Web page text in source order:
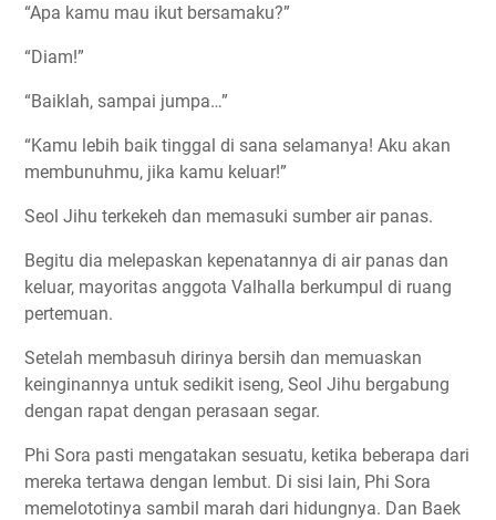
“Apa kamu mau ikut bersamaku?”
“Diam!”
“Baiklah, sampai jumpa…”
“Kamu lebih baik tinggal di sana selamanya! Aku akan
membunuhmu, jika kamu keluar!”
Seol Jihu terkekeh dan memasuki sumber air panas.
Begitu dia melepaskan kepenatannya di air panas dan
keluar, mayoritas anggota Valhalla berkumpul di ruang
pertemuan.
Setelah membasuh dirinya bersih dan memuaskan
keinginannya untuk sedikit iseng, Seol Jihu bergabung
dengan rapat dengan perasaan segar.
Phi Sora pasti mengatakan sesuatu, ketika beberapa dari
mereka tertawa dengan lembut. Di sisi lain, Phi Sora
memelototinya sambil marah dari hidungnya. Dan Baek